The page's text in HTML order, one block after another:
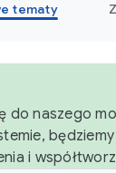
tematy
do naszego
i